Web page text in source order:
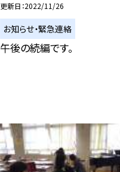
更新日 2022/11/26
お知らせ・緊急連絡
午後の続編です。